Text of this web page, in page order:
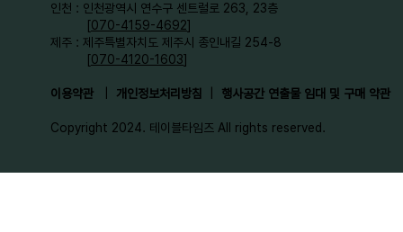
인천 : 인천광역시 연수구 센트럴로 263, 23층
[070-4159-4692]​
제주 : 제주특별자치도 제주시 종인내길 254-8
[070-4120-1603]
이용약관 개인정보처리방침 행사공간 연출물 임대 및 구매 약관
Copyright 2024. 테이블타임즈 All rights reserved.